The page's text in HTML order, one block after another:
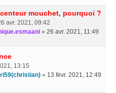
mouchet, pourquoi ?
avr. 2021, 09:42
» 26 avr. 2021, 11:49
13:15
» 13 févr. 2021, 12:49